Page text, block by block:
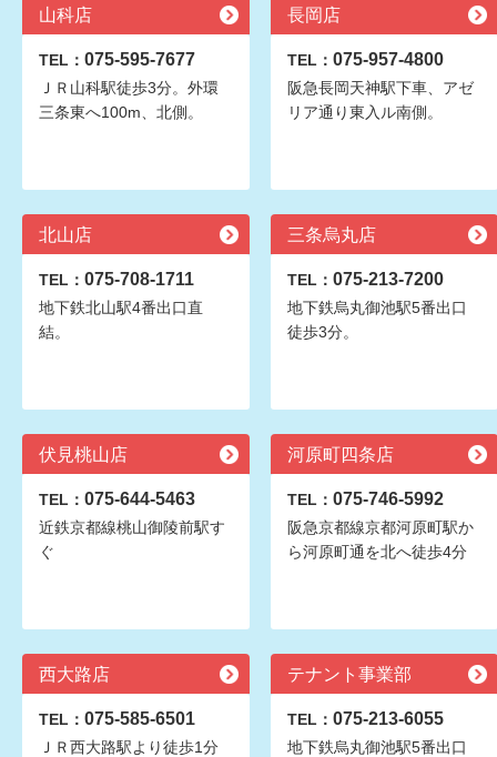
山科店
TEL： 075-595-7677
ＪＲ山科駅徒歩3分。外環
三条東へ100m、北側。
長岡店
TEL： 075-957-4800
阪急長岡天神駅下車、アゼ
リア通り東入ル南側。
北山店
TEL： 075-708-1711
地下鉄北山駅4番出口直
結。
三条烏丸店
TEL： 075-213-7200
地下鉄烏丸御池駅5番出口
徒歩3分。
伏見桃山店
TEL： 075-644-5463
近鉄京都線桃山御陵前駅す
ぐ
河原町四条店
TEL： 075-746-5992
阪急京都線京都河原町駅か
ら河原町通を北へ徒歩4分
西大路店
TEL： 075-585-6501
ＪＲ西大路駅より徒歩1分
テナント事業部
TEL： 075-213-6055
地下鉄烏丸御池駅5番出口